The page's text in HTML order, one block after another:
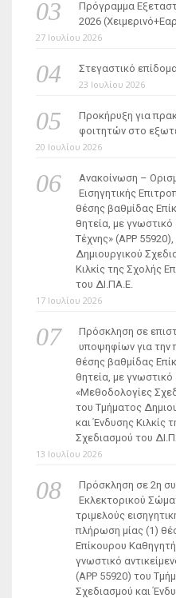
Πρόγραμμα
2026
27 Ιουλίου 2026
Στεγαστικό
23 Ιουλίου 2026
Προκήρυξη για
φοιτητών στο
20 Ιουλίου 2026
Ανακοίνωση –
Εισηγητικής
θέσης βαθμίδας
θητεία, με γνωστικό
Τέχνης» (ΑΡΡ
Δημιουργικού
Κιλκίς της Σχολής
του ΔΙ.ΠΑ.Ε.
17 Ιουλίου 2026
Πρόσκληση σε
υποψηφίων για την
θέσης βαθμίδας
θητεία, με γνωστικό
«Μεθοδολογίες
του Τμήματος
και Ένδυσης Κιλκίς
Σχεδιασμού του
13 Ιουλίου 2026
Πρόσκληση σε 2η
Εκλεκτορικού
τριμελούς
πλήρωση μίας (1)
Επίκουρου Καθηγητή
γνωστικό
(ΑΡΡ 55920) του
Σχεδιασμού και